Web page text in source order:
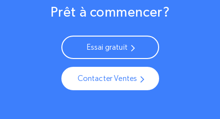
Prêt à commencer?
Essai gratuit
Contacter Ventes